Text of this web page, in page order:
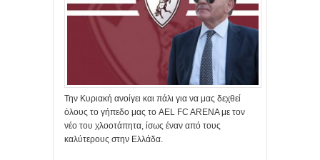
Την Κυριακή ανοίγει και πάλι για να μας δεχθεί
όλους το γήπεδο μας το AEL FC ARENA με τον
νέο του χλοοτάπητα, ίσως έναν από τους
καλύτερους στην Ελλάδα.